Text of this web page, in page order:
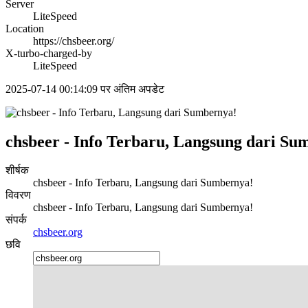
Server
LiteSpeed
Location
https://chsbeer.org/
X-turbo-charged-by
LiteSpeed
2025-07-14 00:14:09 पर अंतिम अपडेट
chsbeer - Info Terbaru, Langsung dari
शीर्षक
chsbeer - Info Terbaru, Langsung dari Sumbernya!
विवरण
chsbeer - Info Terbaru, Langsung dari Sumbernya!
संपर्क
chsbeer.org
छवि